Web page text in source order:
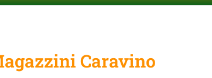
Caravino